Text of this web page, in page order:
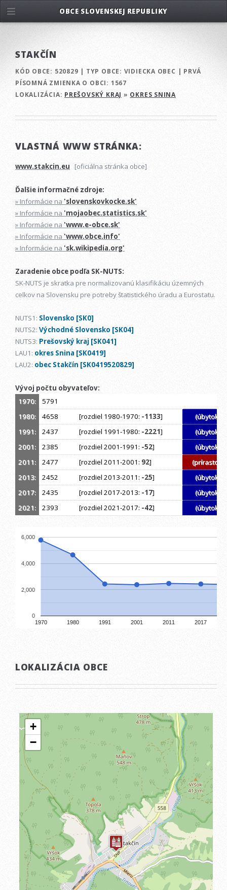
STAKČÍN
KÓD OBCE: 520829 | TYP OBCE: VIDIECKA OBEC | PRVÁ
PÍSOMNÁ ZMIENKA O OBCI: 1567
LOKALIZÁCIA: PREŠOVSKÝ KRAJ » OKRES SNINA
VLASTNÁ WWW STRÁNKA:
www.stakcin.eu [oficiálna stránka obce]
Ďalšie informačné zdroje:
» Informácie na 'slovenskovkocke.sk'
» Informácie na 'mojaobec.statistics.sk'
» Informácie na 'www.e-obce.sk'
» Informácie na 'www.obce.info'
» Informácie na 'sk.wikipedia.org'
Zaradenie obce podľa SK-NUTS:
SK-NUTS je skratka pre normalizovanú klasifikáciu územných
celkov na Slovensku pre potreby štatistického úradu a Eurostatu.
NUTS1: Slovensko [SK0]
NUTS2: Východné Slovensko [SK04]
NUTS3: Prešovský kraj [SK041]
LAU1: okres Snina [SK0419]
LAU2: obec Stakčín [SK0419520829]
Vývoj počtu obyvateľov:
1970:
5791
1980:
4658 [rozdiel 1980-1970: -1133]
(úbytok)
1991:
2437 [rozdiel 1991-1980: -2221]
(úbytok)
2001:
2385 [rozdiel 2001-1991: -52]
(úbytok)
2011:
2477 [rozdiel 2011-2001: 92]
(prírastok)
2013:
2452 [rozdiel 2013-2011: -25]
(úbytok)
2017:
2435 [rozdiel 2017-2013: -17]
(úbytok)
2021:
2393 [rozdiel 2021-2017: -42] (úbytok)
1970 1980 1991 2001 2011 2017
0
2,000
4,000
6,000
LOKALIZÁCIA OBCE
OBCE SLOVENSKEJ REPUBLIKY